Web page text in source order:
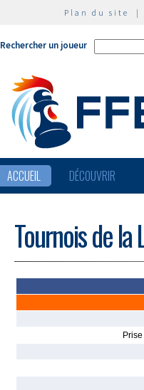
Plan du site |
Rechercher un joueur
ACCUEIL DÉCOUVRIR
Tournois de la